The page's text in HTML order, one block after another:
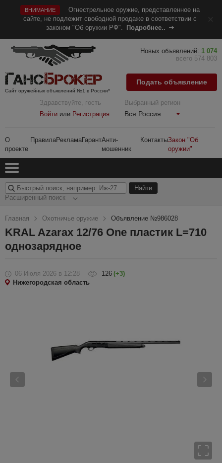
ВНИМАНИЕ
Огнестрельное оружие, представленное на
сайте, не подлежит свободной продаже в соответствии с
законом "Об оружии РФ".
Подробнее..
Сайт оружейных объявлений №1 в России*
Здравствуйте, гость
Войти или Регистрация
Выбранный регион
Вся Россия
О
проекте
ПравилаРекламаГарантАнти-
мошенник
КонтактыЗакон "Об
оружии"
Новых объявлений: 1 074
всего 574 803
Подать объявление
Расширенный поиск
Главная Охотничье оружие Объявление №986028
KRAL Azarax 12/76 One пластик L=710
однозарядное
06 Июля 2026 в 12:28 126 (+3)
Нижегородская область